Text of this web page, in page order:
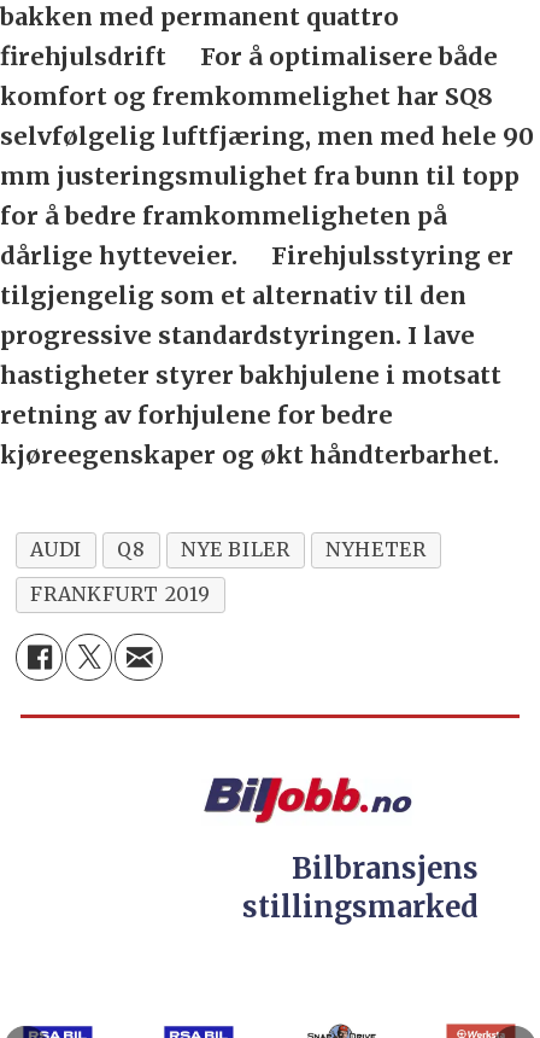
bakken med permanent quattro
firehjulsdrift
For å optimalisere både
komfort og fremkommelighet har SQ8
selvfølgelig luftfjæring, men med hele 90
mm justeringsmulighet fra bunn til topp
for å bedre framkommeligheten på
dårlige hytteveier.
Firehjulsstyring er
tilgjengelig som et alternativ til den
progressive standardstyringen. I lave
hastigheter styrer bakhjulene i motsatt
retning av forhjulene for bedre
kjøreegenskaper og økt håndterbarhet.
AUDI Q8 NYE BILER
NYHETER
FRANKFURT 2019
Bilbransjens
stillingsmarked